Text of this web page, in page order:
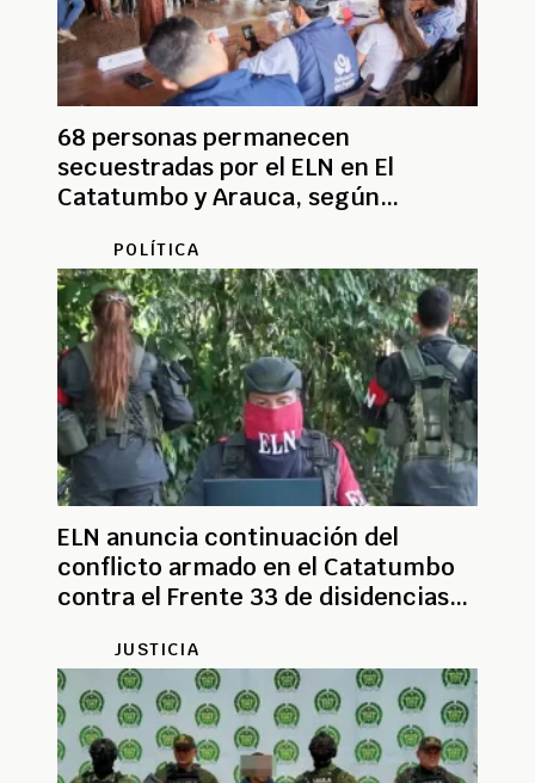
68 personas permanecen
secuestradas por el ELN en El
Catatumbo y Arauca, según
POLÍTICA
ELN anuncia continuación del
conflicto armado en el Catatumbo
contra el Frente 33 de disidencias
JUSTICIA